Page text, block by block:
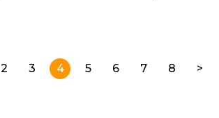
2 3 4 5 6 7 8 >